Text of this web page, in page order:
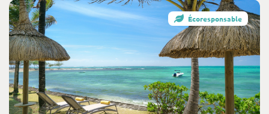
Écoresponsable
Consultez l'offre de voyage